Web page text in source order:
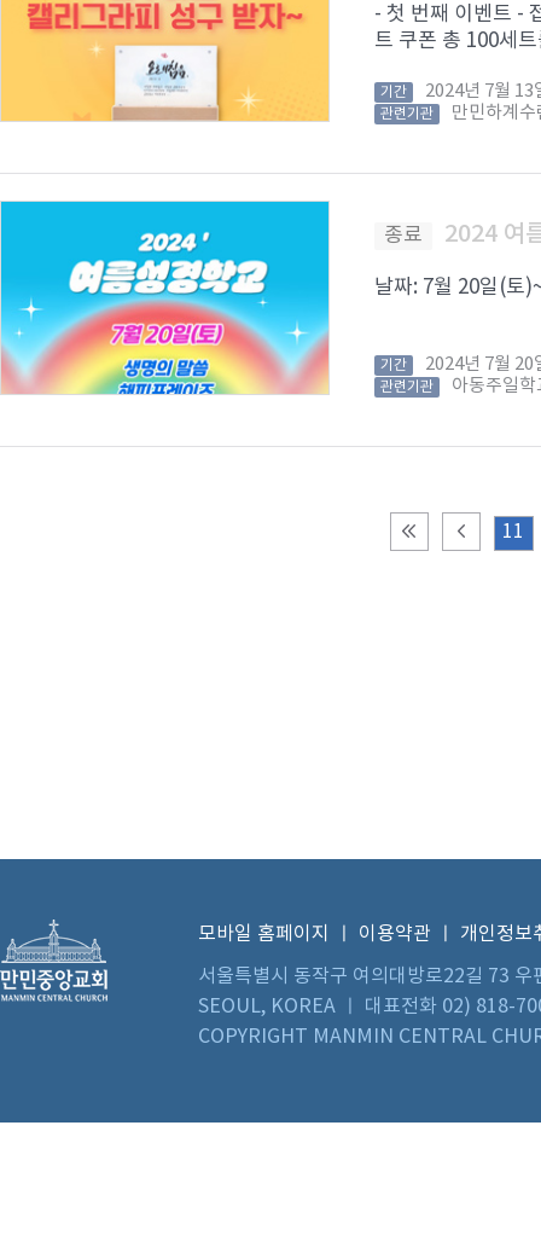
- 첫 번째 이벤트 -
트 쿠폰 총 100세
기간 2024년 7월 13
관련기관 만민하계
종료 2024 여
날짜: 7월 20일(토
기간 2024년 7월 20
관련기관 아동주일학
11
모바일 홈페이지 이용약관
개인정보
서울특별시 동작구 여의대방로22길 73
SEOUL, KOREA ㅣ 대표전화 02) 818-
COPYRIGHT MANMIN CENTRAL